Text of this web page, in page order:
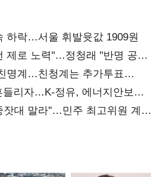
하락…서울 휘발윳값 1909원
제로 노력"…정청래 "반명 공세
명계…친청계는 추가투표
들리자…K-정유, 에너지안보
잣대 말라"…민주 최고위원 계파